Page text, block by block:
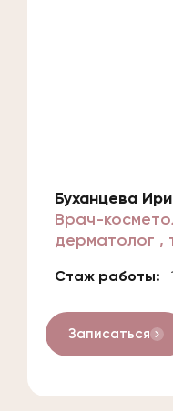
Буханцева
Врач-
дерматолог ,
Стаж работы:
Записаться